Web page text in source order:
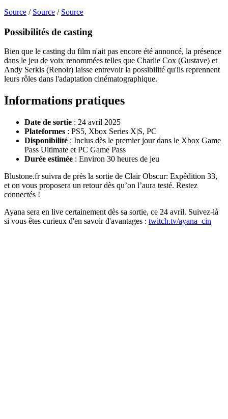
Source / Source / Source
Possibilités de casting
Bien que le casting du film n'ait pas encore été annoncé, la présence
dans le jeu de voix renommées telles que Charlie Cox (Gustave) et
Andy Serkis (Renoir) laisse entrevoir la possibilité qu'ils reprennent
leurs rôles dans l'adaptation cinématographique.
Informations pratiques
Date de sortie : 24 avril 2025
Plateformes : PS5, Xbox Series X|S, PC
Disponibilité : Inclus dès le premier jour dans le Xbox Game
Pass Ultimate et PC Game Pass
Durée estimée : Environ 30 heures de jeu
Blustone.fr suivra de près la sortie de Clair Obscur: Expédition 33,
et on vous proposera un retour dès qu’on l’aura testé. Restez
connectés !
Ayana sera en live certainement dès sa sortie, ce 24 avril. Suivez-là
si vous êtes curieux d'en savoir d'avantages : twitch.tv/ayana_cin